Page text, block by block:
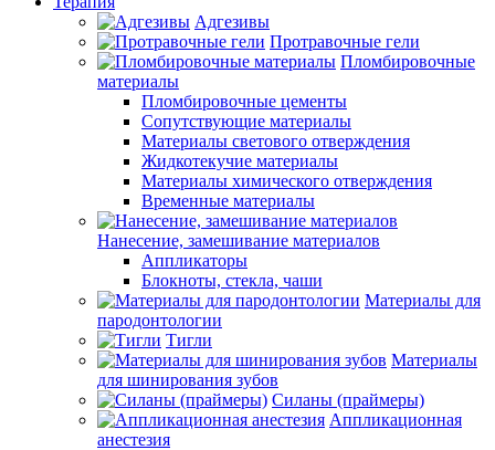
Адгезивы
Протравочные гели
Пломбировочные
материалы
Пломбировочные цементы
Сопутствующие материалы
Материалы светового отверждения
Жидкотекучие материалы
Материалы химического отверждения
Временные материалы
Нанесение, замешивание материалов
Аппликаторы
Блокноты, стекла, чаши
Материалы для
пародонтологии
Тигли
Материалы
для шинирования зубов
Силаны (праймеры)
Аппликационная
анестезия